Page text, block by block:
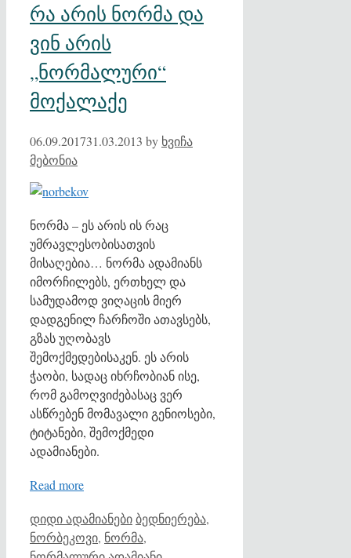
რა არის ნორმა და
ვინ არის
„ნორმალური“
მოქალაქე
06.09.201731.03.2013 by ხვიჩა
მებონია
ნორმა – ეს არის ის რაც
უმრავლესობისათვის
მისაღებია… ნორმა ადამიანს
იმორჩილებს, ერთხელ და
სამუდამოდ ვიღაცის მიერ
დადგენილ ჩარჩოში ათავსებს,
გზას უღობავს
შემოქმედებისაკენ. ეს არის
ჭაობი, სადაც იხრჩობიან ისე,
რომ გამოღვიძებასაც ვერ
ასწრებენ მომავალი გენიოსები,
ტიტანები, შემოქმედი
ადამიანები.
Read more
Categories
დიდი ადამიანებიTags
ბედნიერება,
ნორბეკოვი, ნორმა,